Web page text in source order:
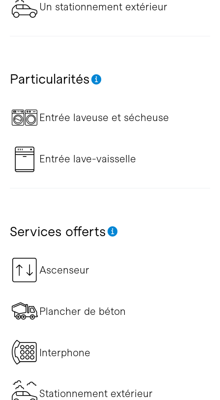
Un stationnement extérieur
Particularités
Entrée laveuse et sécheuse
Entrée lave-vaisselle
Services offerts
Ascenseur
Plancher de béton
Interphone
Stationnement extérieur